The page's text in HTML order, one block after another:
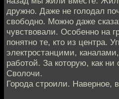
дружно. Даже не голодал
свободно. Можно даже
чувствовали. Особенно на
понятно те, кто из центра.
электростанцими,
работой. За которую, как ни
Сволочи.
Города строили. Наверное,